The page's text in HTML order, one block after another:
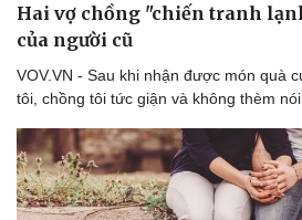
Hai vợ chồng "chiến tranh
của người cũ
VOV.VN - Sau khi nhận được món quà
tôi, chồng tôi tức giận và không thèm